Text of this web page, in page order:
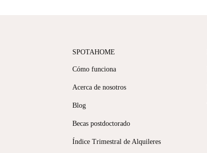
SPOTAHOME
Cómo funciona
Acerca de nosotros
Blog
Becas postdoctorado
Índice Trimestral de Alquileres